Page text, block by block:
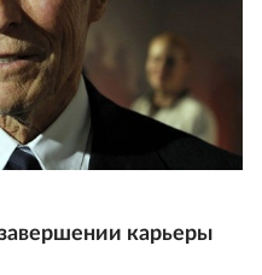
карьеры